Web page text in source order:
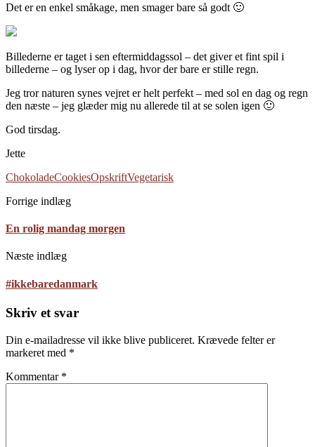
Det er en enkel småkage, men smager bare så godt 🙂
Billederne er taget i sen eftermiddagssol – det giver et fint spil i
billederne – og lyser op i dag, hvor der bare er stille regn.
Jeg tror naturen synes vejret er helt perfekt – med sol en dag og regn
den næste – jeg glæder mig nu allerede til at se solen igen 🙂
God tirsdag.
Jette
ChokoladeCookiesOpskriftVegetarisk
Forrige indlæg
En rolig mandag morgen
Næste indlæg
#ikkebaredanmark
Skriv et svar
Din e-mailadresse vil ikke blive publiceret. Krævede felter er
markeret med *
Kommentar *